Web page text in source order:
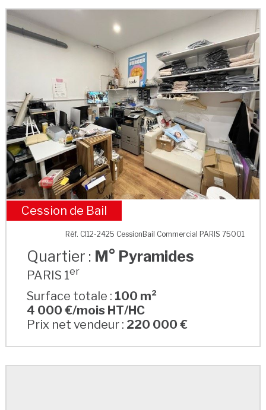
M° Pyramides
Cession de Bail
Réf. CI12-2425 CessionBail Commercial PARIS 75001
Quartier : M° Pyramides
PARIS 1er
Surface totale : 100 m²
4 000 €/mois HT/HC
Prix net vendeur : 220 000 €